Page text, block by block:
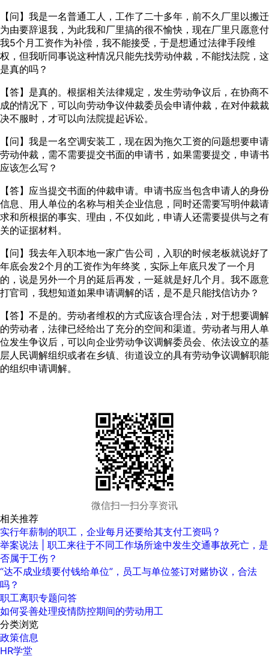
【问】我是一名普通工人，工作了二十多年，前不久厂里以搬迁
为由要辞退我，为此我和厂里搞的很不愉快，现在厂里只愿意付
我5个月工资作为补偿，我不能接受，于是想通过法律手段维
权，但我听同事说这种情况只能先找劳动仲裁，不能找法院，这
是真的吗？
【答】是真的。根据相关法律规定，发生劳动争议后，在协商不
成的情况下，可以向劳动争议仲裁委员会申请仲裁，在对仲裁裁
决不服时，才可以向法院提起诉讼。
【问】我是一名空调安装工，现在因为拖欠工资的问题想要申请
劳动仲裁，需不需要提交书面的申请书，如果需要提交，申请书
应该怎么写？
【答】应当提交书面的仲裁申请。申请书应当包含申请人的身份
信息、用人单位的名称与相关企业信息，同时还需要写明仲裁请
求和所根据的事实、理由，不仅如此，申请人还需要提供与之有
关的证据材料。
【问】我去年入职本地一家广告公司，入职的时候老板就说好了
年底会发2个月的工资作为年终奖，实际上年底只发了一个月
的，说是另外一个月的延后再发，一延就是好几个月。我不愿意
打官司，我想知道如果申请调解的话，是不是只能找信访办？
【答】不是的。劳动者维权的方式应该合理合法，对于想要调解
的劳动者，法律已经给出了充分的空间和渠道。劳动者与用人单
位发生争议后，可以向企业劳动争议调解委员会、依法设立的基
层人民调解组织或者在乡镇、街道设立的具有劳动争议调解职能
的组织申请调解。
微信扫一扫分享资讯
相关推荐
实行年薪制的职工，企业每月还要给其支付工资吗？
举案说法 | 职工来往于不同工作场所途中发生交通事故死亡，是
否属于工伤？
“达不成业绩要付钱给单位”，员工与单位签订对赌协议，合法
吗？
职工离职专题问答
如何妥善处理疫情防控期间的劳动用工
分类浏览
政策信息
HR学堂